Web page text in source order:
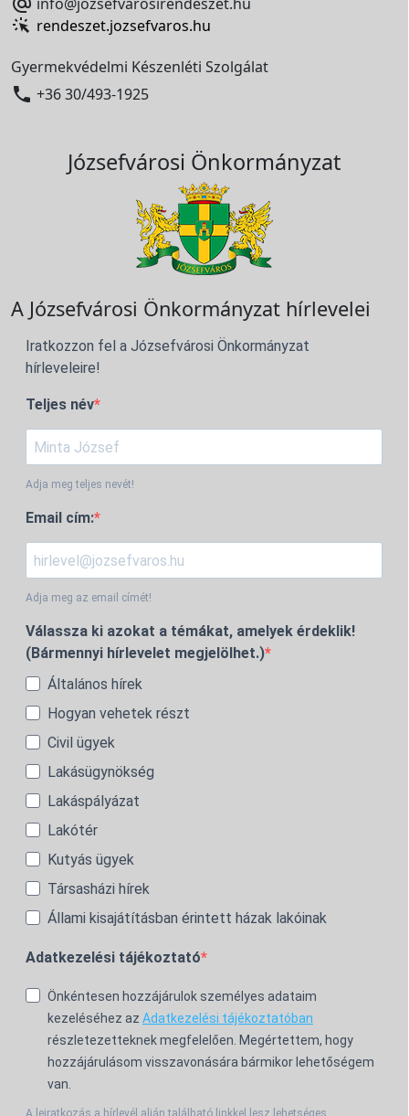
rendeszet.jozsefvaros.hu
Gyermekvédelmi Készenléti Szolgálat
 +36 30/493-1925
Józsefvárosi Önkormányzat
A Józsefvárosi Önkormányzat hírlevelei
Iratkozzon fel a Józsefvárosi Önkormányzat
hírleveleire!
Teljes név
Adja meg teljes nevét!
Email cím:
Adja meg az email címét!
Válassza ki azokat a témákat, amelyek érdeklik!
(Bármennyi hírlevelet megjelölhet.)
Általános hírek
Hogyan vehetek részt
Civil ügyek
Lakásügynökség
Lakáspályázat
Lakótér
Kutyás ügyek
Társasházi hírek
Állami kisajátításban érintett házak lakóinak
Adatkezelési tájékoztató
Önkéntesen hozzájárulok személyes adataim
kezeléséhez az Adatkezelési tájékoztatóban
részletezetteknek megfelelően. Megértettem, hogy
hozzájárulásom visszavonására bármikor lehetőségem
van.
A leiratkozás a hírlevél alján található linkkel lesz lehetséges.